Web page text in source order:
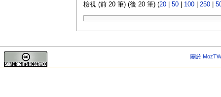
檢視 (前 20 筆) (後 20 筆) (20| 50| 100| 250|
關於